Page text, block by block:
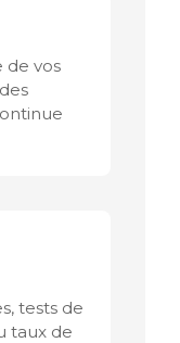
de vos
tests de
taux de